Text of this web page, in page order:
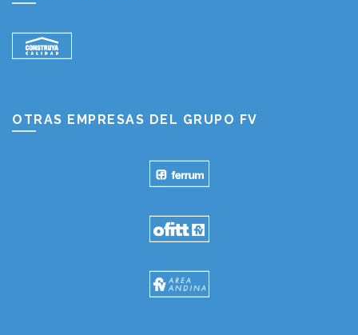
OTRAS EMPRESAS DEL GRUPO FV